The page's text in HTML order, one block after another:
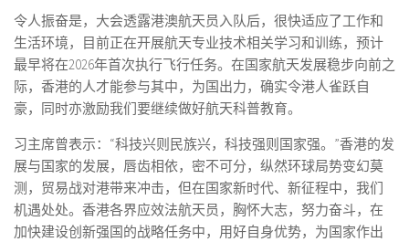
令人振奋是，大会透露港澳航天员入队后，很快适应了工作和
生活环境，目前正在开展航天专业技术相关学习和训练，预计
最早将在2026年首次执行飞行任务。在国家航天发展稳步向前之
际，香港的人才能参与其中，为国出力，确实令港人雀跃自
豪，同时亦激励我们要继续做好航天科普教育。
习主席曾表示：“科技兴则民族兴，科技强则国家强。”香港的发
展与国家的发展，唇齿相依，密不可分，纵然环球局势变幻莫
测，贸易战对港带来冲击，但在国家新时代、新征程中，我们
机遇处处。香港各界应效法航天员，胸怀大志，努力奋斗，在
加快建设创新强国的战略任务中，用好自身优势，为国家作出